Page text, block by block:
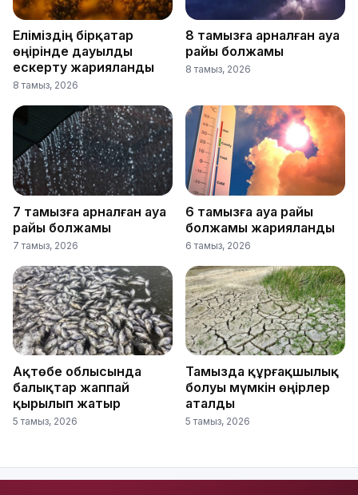
Еліміздің бірқатар
өңірінде дауылды
ескерту жарияланды
8 тамыз, 2026
8 тамызға арналған ауа
райы болжамы
8 тамыз, 2026
7 тамызға арналған ауа
райы болжамы
7 тамыз, 2026
6 тамызға ауа райы
болжамы жарияланды
6 тамыз, 2026
Ақтөбе облысында
балықтар жаппай
қырылып жатыр
5 тамыз, 2026
Тамызда құрғақшылық
болуы мүмкін өңірлер
аталды
5 тамыз, 2026